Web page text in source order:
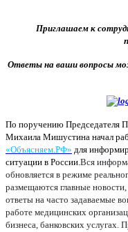
Приглашаем к
Ответы на ваши вопросы
По поручению Председателя
Михаила Мишустина начал
«Объясняем.РФ» для
ситуации в России. Вся
обновляется в режиме
размещаются главные
ответы на часто задаваемые
работе медицинских
бизнеса, банковских